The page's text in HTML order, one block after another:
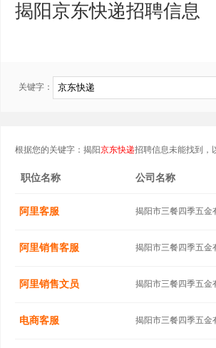
揭阳京东快递招聘信息
关键字：
根据您的关键字：揭阳京东快递招聘信息未能找到，
职位名称 公司名称
阿里客服 揭阳市三餐四季五金
阿里销售客服 揭阳市三餐四季五金
阿里销售文员 揭阳市三餐四季五金
电商客服 揭阳市三餐四季五金